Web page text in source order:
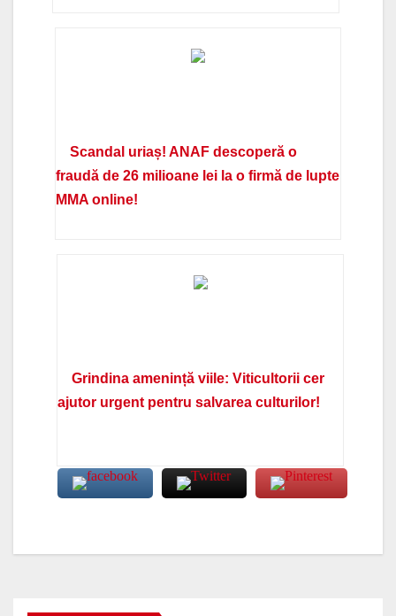
Scandal uriaș! ANAF descoperă o
fraudă de 26 milioane lei la o firmă de lupte
MMA online!
Grindina amenință viile: Viticultorii cer
ajutor urgent pentru salvarea culturilor!